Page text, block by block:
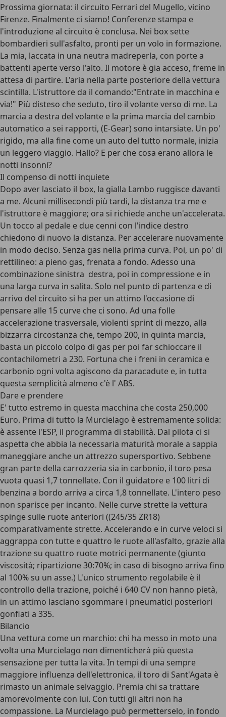
Prossima giornata: il circuito Ferrari del Mugello, vicino
Firenze. Finalmente ci siamo! Conferenze stampa e
l'introduzione al circuito è conclusa. Nei box sette
bombardieri sull'asfalto, pronti per un volo in formazione.
La mia, laccata in una neutra madreperla, con porte a
battenti aperte verso l'alto. Il motore è gia acceso, freme in
attesa di partire. L'aria nella parte posteriore della vettura
scintilla. L'istruttore da il comando:"Entrate in macchina e
via!" Più disteso che seduto, tiro il volante verso di me. La
marcia a destra del volante e la prima marcia del cambio
automatico a sei rapporti, (E-Gear) sono intarsiate. Un po'
rigido, ma alla fine come un auto del tutto normale, inizia
un leggero viaggio. Hallo? E per che cosa erano allora le
notti insonni?
Il compenso di notti inquiete
Dopo aver lasciato il box, la gialla Lambo ruggisce davanti
a me. Alcuni millisecondi più tardi, la distanza tra me e
l'istruttore è maggiore; ora si richiede anche un'accelerata.
Un tocco al pedale e due cenni con l'indice destro
chiedono di nuovo la distanza. Per accelerare nuovamente
in modo deciso. Senza gas nella prima curva. Poi, un po' di
rettilineo: a pieno gas, frenata a fondo. Adesso una
combinazione sinistra  destra, poi in compressione e in
una larga curva in salita. Solo nel punto di partenza e di
arrivo del circuito si ha per un attimo l'occasione di
pensare alle 15 curve che ci sono. Ad una folle
accelerazione trasversale, violenti sprint di mezzo, alla
bizzarra circostanza che, tempo 200, in quinta marcia,
basta un piccolo colpo di gas per poi far schioccare il
contachilometri a 230. Fortuna che i freni in ceramica e
carbonio ogni volta agiscono da paracadute e, in tutta
questa semplicità almeno c'è l' ABS.
Dare e prendere
E' tutto estremo in questa macchina che costa 250,000
Euro. Prima di tutto la Murcielago è estremamente solida:
è assente l'ESP, il programma di stabilità. Dal pilota ci si
aspetta che abbia la necessaria maturità morale a sappia
maneggiare anche un attrezzo supersportivo. Sebbene
gran parte della carrozzeria sia in carbonio, il toro pesa
vuota quasi 1,7 tonnellate. Con il guidatore e 100 litri di
benzina a bordo arriva a circa 1,8 tonnellate. L'intero peso
non sparisce per incanto. Nelle curve strette la vettura
spinge sulle ruote anteriori ((245/35 ZR18)
comparativamente strette. Accelerando e in curve veloci si
aggrappa con tutte e quattro le ruote all'asfalto, grazie alla
trazione su quattro ruote motrici permanente (giunto
viscosità; ripartizione 30:70%; in caso di bisogno arriva fino
al 100% su un asse.) L'unico strumento regolabile è il
controllo della trazione, poiché i 640 CV non hanno pietà,
in un attimo lasciano sgommare i pneumatici posteriori
gonfiati a 335.
Bilancio
Una vettura come un marchio: chi ha messo in moto una
volta una Murcielago non dimenticherà più questa
sensazione per tutta la vita. In tempi di una sempre
maggiore influenza dell'elettronica, il toro di Sant'Agata è
rimasto un animale selvaggio. Premia chi sa trattare
amorevolmente con lui. Con tutti gli altri non ha
compassione. La Murcielago può permetterselo, in fondo